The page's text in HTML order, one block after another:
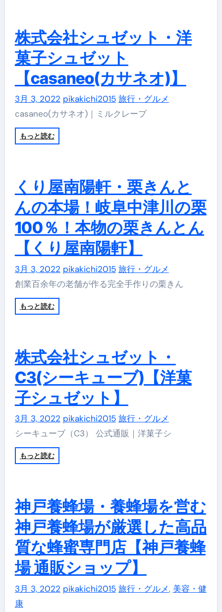
株式会社シュゼット・洋
菓子シュゼット
【casaneo(カサネオ)】
3月 3, 2022 pikakichi2015 旅行・グルメ
casaneo(カサネオ)｜ミルクレープ
もっと読む
くり屋南陽軒・栗きんと
んの本場！岐阜中津川の栗
100％！本物の栗きんとん
【くり屋南陽軒】
3月 3, 2022 pikakichi2015 旅行・グルメ
創業百余年の老舗が作る完全手作りの栗きん
もっと読む
株式会社シュゼット・
C3(シーキューブ)【洋菓
子シュゼット】
3月 3, 2022 pikakichi2015 旅行・グルメ
シーキューブ（C3） 公式通販｜洋菓子シ
もっと読む
神戸養蜂場・養蜂場を営む
神戸養蜂場が厳選した高品
質な蜂蜜専門店【神戸養蜂
場 通販ショップ】
3月 3, 2022 pikakichi2015 旅行・グルメ, 美容・健
康